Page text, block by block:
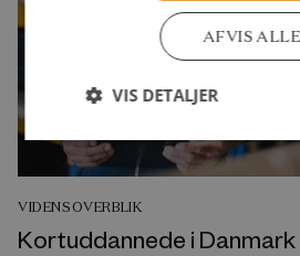
VIDENSOVERBLIK
Kortuddannede i
AFVIS ALLE
VIS DETALJER